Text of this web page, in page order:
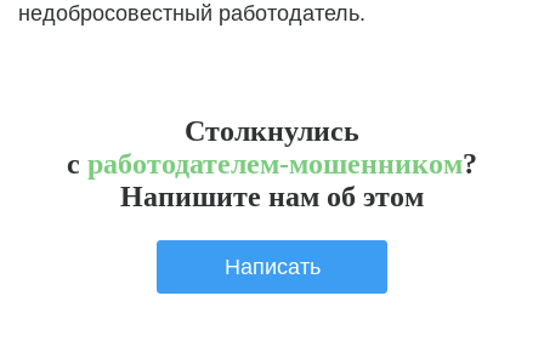
недобросовестный работодатель.
Столкнулись
с работодателем-мошенником?
Напишите нам об этом
Написать